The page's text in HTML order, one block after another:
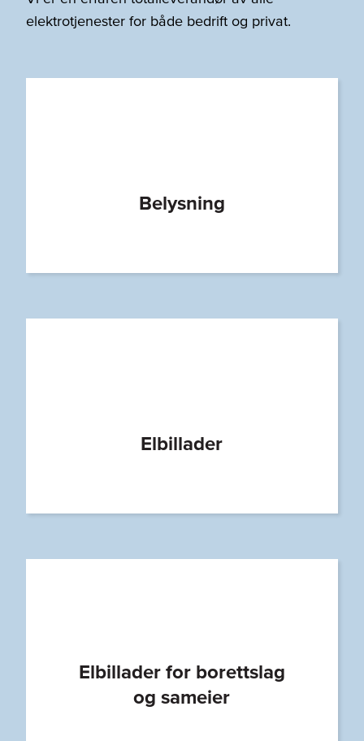
elektrotjenester for både bedrift og privat.
Belysning
Elbillader
Elbillader for borettslag
og sameier